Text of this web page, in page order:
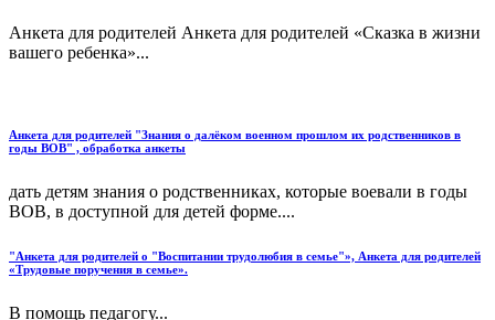
Анкета для родителей Анкета для родителей «Сказка в жизни
вашего ребенка»...
Анкета для родителей "Знания о далёком военном прошлом их родственников в
годы ВОВ" , обработка анкеты
дать детям знания о родственниках, которые воевали в годы
ВОВ, в доступной для детей форме....
"Анкета для родителей о "Воспитании трудолюбия в семье"», Анкета для родителей
«Трудовые поручения в семье».
В помощь педагогу...